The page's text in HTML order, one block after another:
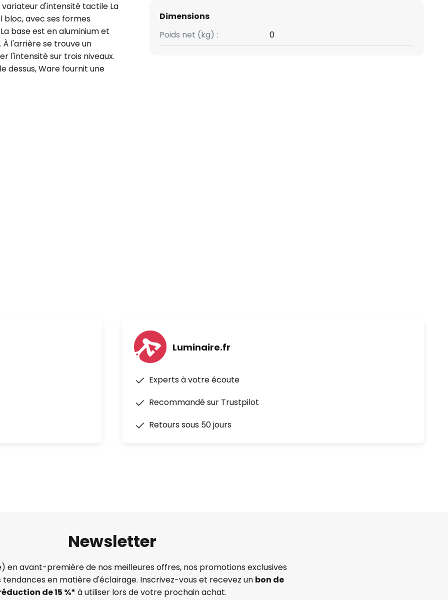
variateur d'intensité tactile La
bloc, avec ses formes
base est en aluminium et
l'arrière se trouve un
l'intensité sur trois niveaux.
dessus, Ware fournit une
la lampe. Soit on regarde à
l'observateur. Soit on
de l'abat-jour et la lumière
a été conçue par le duo de
et distribué par
des luminaires que des
Dimensions
Poids net (kg) :
0
Luminaire.fr
Experts à votre écoute
Recommandé sur Trustpilot
Retours sous 50 jours
Newsletter
en avant-première de nos meilleures offres, nos promotions exclusives
tendances en matière d'éclairage. Inscrivez-vous et recevez un bon de
de 15 %* à utiliser lors de votre prochain achat.